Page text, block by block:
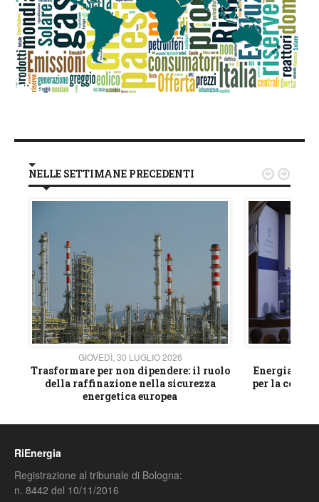
NELLE SETTIMANE PRECEDENTI
GIOVEDÌ, 30 LUGLIO 2026
Trasformare per non dipendere: il ruolo
della raffinazione nella sicurezza
energetica europea
Energia e
per la
 
RiEnergia
Registrazione al tribunale di Bologna:
n. 8442 del 10/11/2016